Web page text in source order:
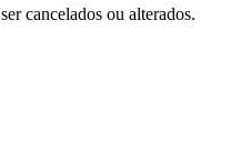
cancelados ou alterados.